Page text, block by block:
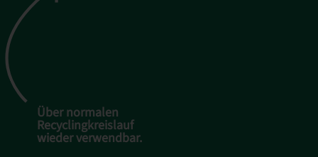
Über normalen
Recyclingkreislauf
wieder verwendbar.